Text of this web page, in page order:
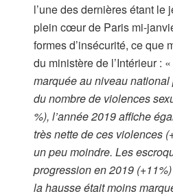
l’une des dernières étant le
plein cœur de Paris mi-
formes d’insécurité, ce que
du ministère de l’Intérieur :
marquée au niveau
du nombre de violences
%), l’année 2019 affiche
très nette de ces violences
un peu moindre. Les
progression en 2019
la hausse était moins